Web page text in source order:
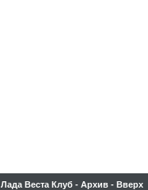
Лада Веста Клуб - Архив - Вверх